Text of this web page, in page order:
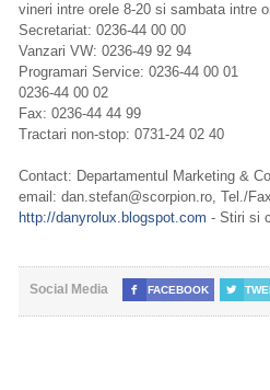
vineri intre orele 8-20 si sambata intre
Secretariat: 0236-44 00 00
Vanzari VW: 0236-49 92 94
Programari Service: 0236-44 00 01
0236-44 00 02
Fax: 0236-44 44 99
Tractari non-stop: 0731-24 02 40
Contact: Departamentul Marketing &
email: dan.stefan@scorpion.ro, Tel./
http://danyrolux.blogspot.com - Stiri si
Social Media  FACEBOOK 